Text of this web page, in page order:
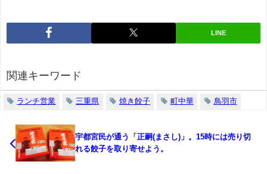
LINE
関連キーワード
ランチ営業 三重県 焼き餃子 町中華 鳥羽市
宇都宮民が通う「正嗣(まさし)」。15時には売り切
れる餃子を取り寄せよう。